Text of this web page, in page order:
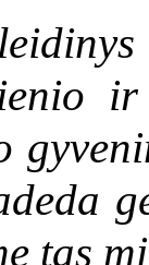
tas